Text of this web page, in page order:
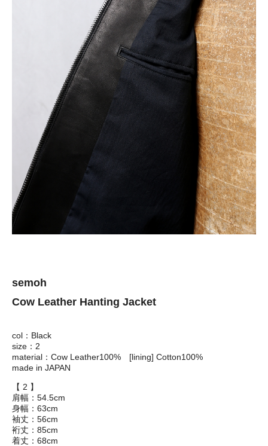
semoh
Cow Leather Hanting Jacket
col：Black
size：2
material：Cow Leather100% [lining] Cotton100%
made in JAPAN
【 2 】
肩幅：54.5cm
身幅：63cm
袖丈：56cm
裄丈：85cm
着丈：68cm